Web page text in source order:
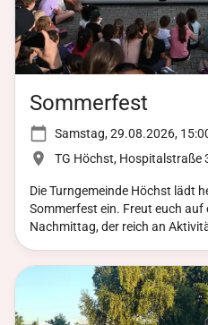
Sommerfest
Samstag, 29.08.2026,
TG Höchst, Hospitalstraße
Die Turngemeinde Höchst lädt
Sommerfest ein. Freut euch
Nachmittag, der reich an
Mitmachangebote für Groß
Gäste gibt es reichlich
Schminken können sich die
lockt ein Gewinnspiel, bei dem